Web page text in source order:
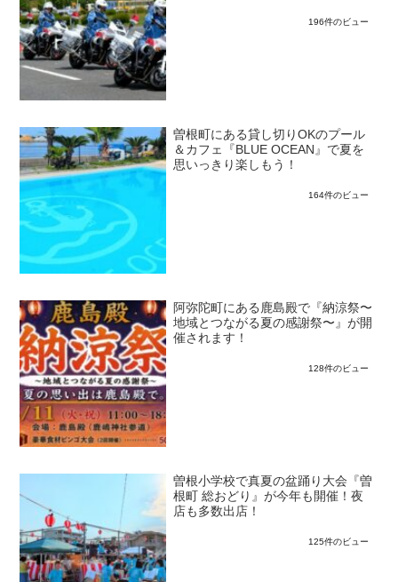
196件のビュー
曽根町にある貸し切りOKのプール
＆カフェ『BLUE OCEAN』で夏を
思いっきり楽しもう！
164件のビュー
阿弥陀町にある鹿島殿で『納涼祭〜
地域とつながる夏の感謝祭〜』が開
催されます！
128件のビュー
曽根小学校で真夏の盆踊り大会『曽
根町 総おどり』が今年も開催！夜
店も多数出店！
125件のビュー